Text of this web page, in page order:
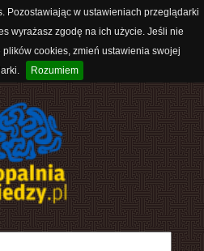
Pozostawiając w ustawieniach przeglądarki
wyrażasz zgodę na ich użycie. Jeśli nie
cookies, zmień ustawienia swojej
Rozumiem